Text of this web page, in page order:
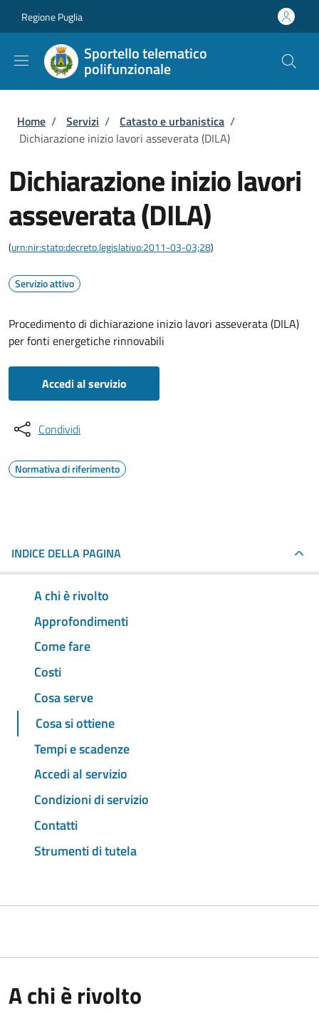
Regione Puglia
Sportello telematico
polifunzionale
Briciole di pane
Home / Servizi / Catasto e urbanistica /
Dichiarazione inizio lavori asseverata (DILA)
Dichiarazione inizio lavori
asseverata (DILA)
(urn:nir:stato:decreto.legislativo:2011-03-03;28)
Servizio attivo
Procedimento di dichiarazione inizio lavori asseverata (DILA)
per fonti energetiche rinnovabili
Accedi al servizio
Condividi
Normativa di riferimento
INDICE DELLA PAGINA
A chi è rivolto
Approfondimenti
Come fare
Costi
Cosa serve
Cosa si ottiene
Tempi e scadenze
Accedi al servizio
Condizioni di servizio
Contatti
Strumenti di tutela
A chi è rivolto